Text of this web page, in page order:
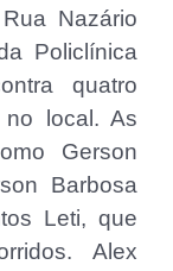
Nazário
Policlínica
quatro
no local. As
Gerson
Barbosa
Leti, que
Alex